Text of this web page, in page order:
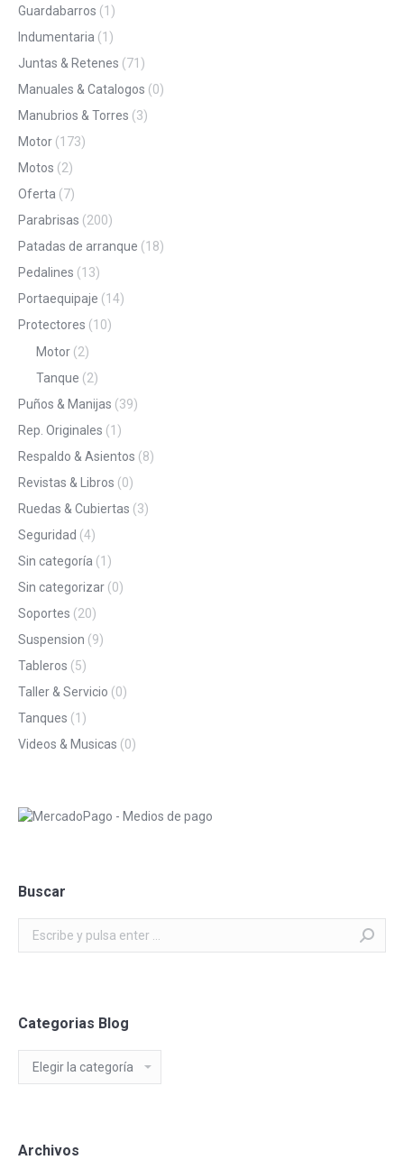
Guardabarros (1)
Indumentaria (1)
Juntas & Retenes (71)
Manuales & Catalogos (0)
Manubrios & Torres (3)
Motor (173)
Motos (2)
Oferta (7)
Parabrisas (200)
Patadas de arranque (18)
Pedalines (13)
Portaequipaje (14)
Protectores (10)
Motor (2)
Tanque (2)
Puños & Manijas (39)
Rep. Originales (1)
Respaldo & Asientos (8)
Revistas & Libros (0)
Ruedas & Cubiertas (3)
Seguridad (4)
Sin categoría (1)
Sin categorizar (0)
Soportes (20)
Suspension (9)
Tableros (5)
Taller & Servicio (0)
Tanques (1)
Videos & Musicas (0)
Buscar
Categorias Blog
Blog
Archivos